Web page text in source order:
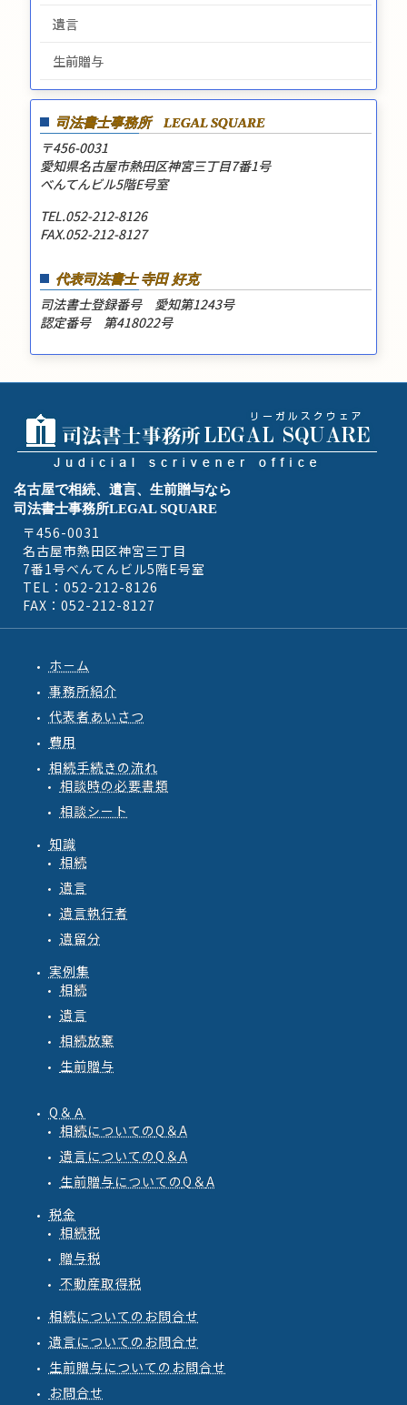
遺言
生前贈与
司法書士事務所 LEGAL SQUARE
〒456-0031
愛知県名古屋市熱田区神宮三丁目7番1号
べんてんビル5階E号室
TEL.052-212-8126
FAX.052-212-8127
代表司法書士 寺田 好克
司法書士登録番号 愛知第1243号
認定番号 第418022号
名古屋で相続、遺言、生前贈与なら
司法書士事務所LEGAL SQUARE
〒456-0031
名古屋市熱田区神宮三丁目
7番1号べんてんビル5階E号室
TEL：052-212-8126
FAX：052-212-8127
ホ－ム
事務所紹介
代表者あいさつ
費用
相続手続きの流れ
相談時の必要書類
相談シート
知識
相続
遺言
遺言執行者
遺留分
実例集
相続
遺言
相続放棄
生前贈与
Q＆Ａ
相続についてのQ ＆A
遺言についてのQ ＆A
生前贈与についてのQ ＆A
税金
相続税
贈与税
不動産取得税
相続についてのお問合せ
遺言についてのお問合せ
生前贈与についてのお問合せ
お問合せ